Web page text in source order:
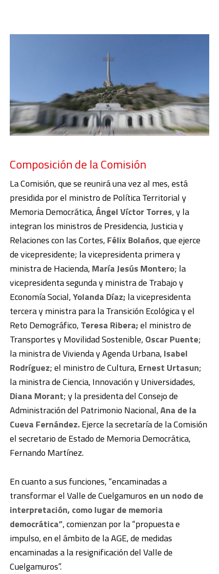
Composición de la Comisión
La Comisión, que se reunirá una vez al mes, está
presidida por el ministro de Política Territorial y
Memoria Democrática,Ángel Víctor Torres, y la
integran los ministros de Presidencia, Justicia y
Relaciones con las Cortes, Félix Bolaños, que ejerce
de vicepresidente; la vicepresidenta primera y
ministra de Hacienda, María Jesús Montero; la
vicepresidenta segunda y ministra de Trabajo y
Economía Social,Yolanda Díaz; la vicepresidenta
tercera y ministra para la Transición Ecológica y el
Reto Demográfico, Teresa Ribera;el ministro de
Transportes y Movilidad Sostenible, Oscar Puente;
la ministra de Vivienda y Agenda Urbana, Isabel
Rodríguez; el ministro de Cultura, Ernest Urtasun;
la ministra de Ciencia, Innovación y Universidades,
Diana Morant; y la presidenta del Consejo de
Administración del Patrimonio Nacional,Ana de la
Cueva Fernández.Ejerce la secretaría de la Comisión
el secretario de Estado de Memoria Democrática,
Fernando Martínez.
En cuanto a sus funciones, “encaminadas a
transformar el Valle de Cuelgamuros en un nodo de
interpretación, como lugar de memoria
democrática”, comienzan por la “propuesta e
impulso, en el ámbito de la AGE, de medidas
encaminadas a la resignificación del Valle de
Cuelgamuros”.